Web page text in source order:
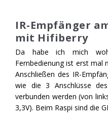
IR-Empfänger
mit Hifiberry
Da habe ich mich
Fernbedienung ist erst mal
Anschließen des IR-
wie die 3 Anschlüsse
verbunden werden (von
3,3V). Beim Raspi sind die